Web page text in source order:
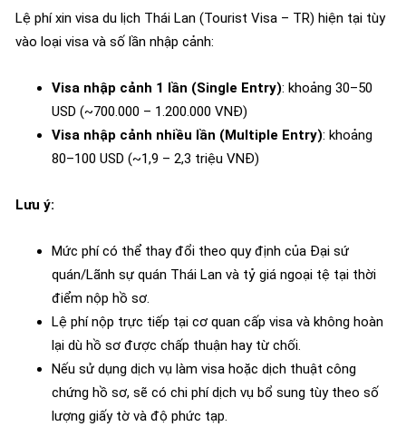
Lệ phí xin visa du lịch Thái Lan (Tourist Visa – TR) hiện tại tùy
vào loại visa và số lần nhập cảnh:
Visa nhập cảnh 1 lần (Single Entry): khoảng 30–50
USD (~700.000 – 1.200.000 VNĐ)
Visa nhập cảnh nhiều lần (Multiple Entry): khoảng
80–100 USD (~1,9 – 2,3 triệu VNĐ)
Lưu ý:
Mức phí có thể thay đổi theo quy định của Đại sứ
quán/Lãnh sự quán Thái Lan và tỷ giá ngoại tệ tại thời
điểm nộp hồ sơ.
Lệ phí nộp trực tiếp tại cơ quan cấp visa và không hoàn
lại dù hồ sơ được chấp thuận hay từ chối.
Nếu sử dụng dịch vụ làm visa hoặc dịch thuật công
chứng hồ sơ, sẽ có chi phí dịch vụ bổ sung tùy theo số
lượng giấy tờ và độ phức tạp.